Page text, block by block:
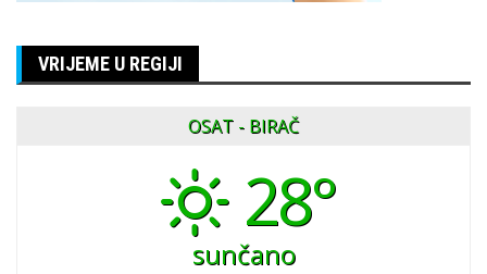
VRIJEME U REGIJI
OSAT - BIRAČ
28°
sunčano